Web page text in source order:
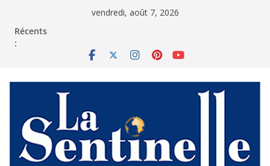
vendredi, août 7, 2026
Récents
: